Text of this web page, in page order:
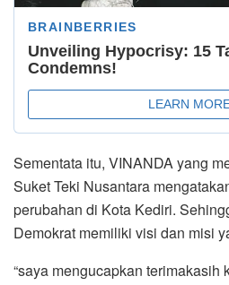
Sementata itu, VINANDA yang
Suket Teki Nusantara
perubahan di Kota Kediri.
Demokrat memiliki visi dan misi
“saya mengucapkan terimakasih